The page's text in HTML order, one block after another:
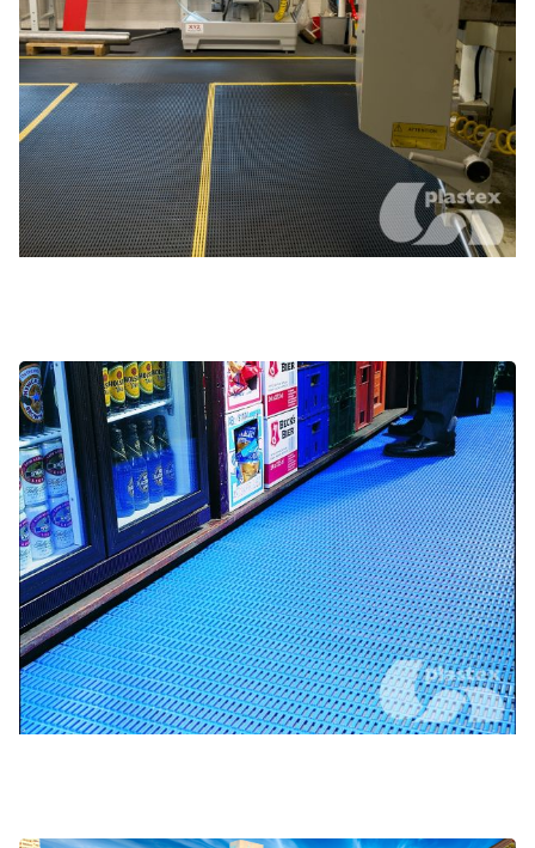
Espaces hospitalité et bar